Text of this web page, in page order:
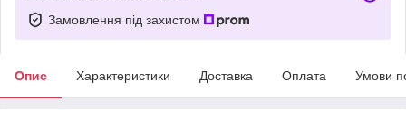
Замовлення під захистом
Опис Характеристики Доставка Оплата Умови